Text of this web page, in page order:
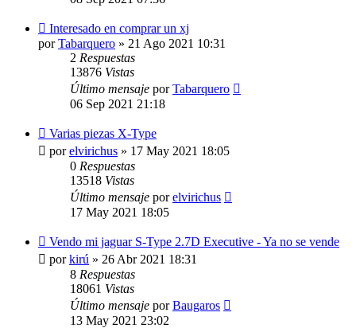
Interesado en comprar un xj
porTabarquero » 21 Ago 2021 10:31
2 Respuestas
13876 Vistas
Último mensaje porTabarquero
06 Sep 2021 21:18
Varias piezas X-Type
porelvirichus » 17 May 2021 18:05
0 Respuestas
13518 Vistas
Último mensaje porelvirichus
17 May 2021 18:05
Vendo mi jaguar S-Type 2.7D Executive - Ya no se vende
porkirú » 26 Abr 2021 18:31
8 Respuestas
18061 Vistas
Último mensaje porBaugaros
13 May 2021 23:02